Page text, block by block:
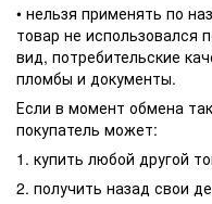
• нельзя применять по
товар не использовался
вид, потребительские
пломбы и документы.
Если в момент обмена
покупатель может:
1. купить любой другой
2. получить назад свои